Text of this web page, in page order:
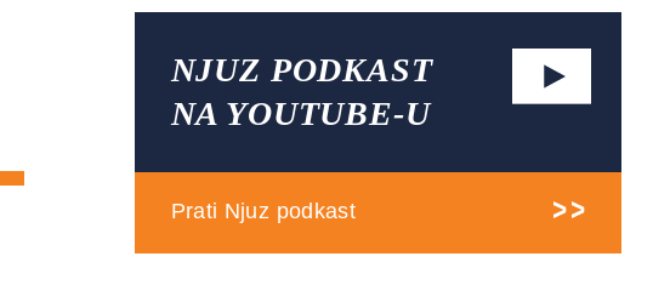
NJUZ PODKAST
NA YOUTUBE-U
Prati Njuz podkast